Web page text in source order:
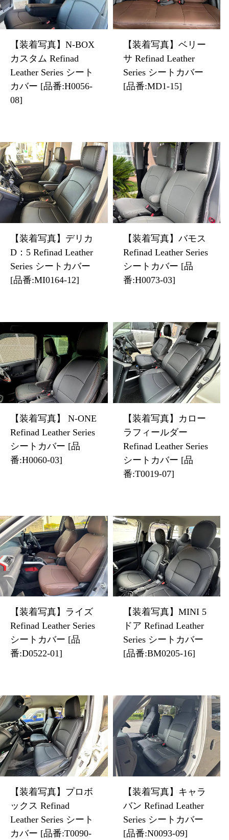
【装着写真】N-BOX
カスタム Refinad
Leather Series シート
カバー [品番:H0056-
08]
【装着写真】ベリー
サ Refinad Leather
Series シートカバー
[品番:MD1-15]
【装着写真】デリカ
D：5 Refinad Leather
Series シートカバー
[品番:MI0164-12]
【装着写真】バモス
Refinad Leather Series
シートカバー [品
番:H0073-03]
【装着写真】 N-ONE
Refinad Leather Series
シートカバー [品
番:H0060-03]
【装着写真】カロー
ラフィールダー
Refinad Leather Series
シートカバー [品
番:T0019-07]
【装着写真】ライズ
Refinad Leather Series
シートカバー [品
番:D0522-01]
【装着写真】MINI 5
ドア Refinad Leather
Series シートカバー
[品番:BM0205-16]
【装着写真】プロボ
ックス Refinad
Leather Series シート
カバー [品番:T0090-
【装着写真】キャラ
バン Refinad Leather
Series シートカバー
[品番:N0093-09]